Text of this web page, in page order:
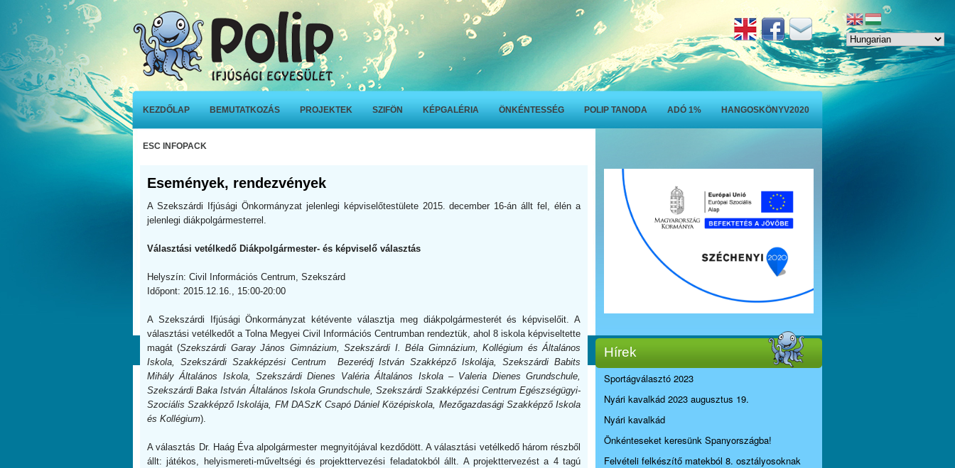
KEZDŐLAP BEMUTATKOZÁS PROJEKTEK SZIFÖN KÉPGALÉRIA ÖNKÉNTESSÉG POLIP TANODA ADÓ 1% HANGOSKÖNYV2020
ESC INFOPACK
Események, rendezvények
A Szekszárdi Ifjúsági Önkormányzat jelenlegi képviselőtestülete 2015. december 16-án állt fel, élén a
jelenlegi diákpolgármesterrel.
Választási vetélkedő Diákpolgármester- és képviselő választás
Helyszín: Civil Információs Centrum, Szekszárd
Időpont: 2015.12.16., 15:00-20:00
A Szekszárdi Ifjúsági Önkormányzat kétévente választja meg diákpolgármesterét és képviselőit. A
választási vetélkedőt a Tolna Megyei Civil Információs Centrumban rendeztük, ahol 8 iskola képviseltette
magát (Szekszárdi Garay János Gimnázium, Szekszárdi I. Béla Gimnázium, Kollégium és Általános
Iskola, Szekszárdi Szakképzési Centrum Bezerédj István Szakképző Iskolája, Szekszárdi Babits
Mihály Általános Iskola, Szekszárdi Dienes Valéria Általános Iskola – Valeria Dienes Grundschule,
Szekszárdi Baka István Általános Iskola Grundschule, Szekszárdi Szakképzési Centrum Egészségügyi-
Szociális Szakképző Iskolája, FM DASzK Csapó Dániel Középiskola, Mezőgazdasági Szakképző Iskola
és Kollégium).
A választás Dr. Haág Éva alpolgármester megnyitójával kezdődött. A választási vetélkedő három részből
állt: játékos, helyismereti-műveltségi és projekttervezési feladatokból állt. A projekttervezést a 4 tagú
Hírek
Sportágválasztó 2023
Nyári kavalkád 2023 augusztus 19.
Nyári kavalkád
Önkénteseket keresünk Spanyországba!
Felvételi felkészítő matekból 8. osztályosoknak